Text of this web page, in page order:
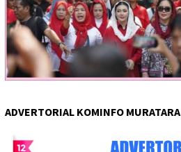
ADVERTORIAL KOMINFO MURATARA